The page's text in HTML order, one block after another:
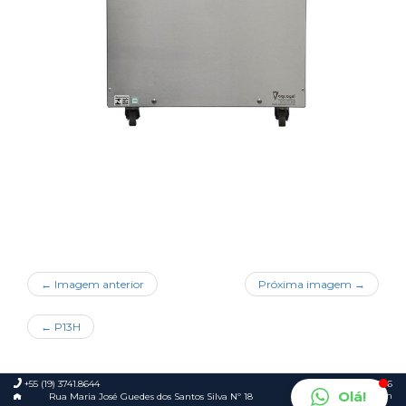
← Imagem anterior Próxima imagem →
← P13H
+55 (19) 3741.8644
Rua Maria José Guedes dos Santos Silva Nº 18
© 2026
Foca.in
Olá!